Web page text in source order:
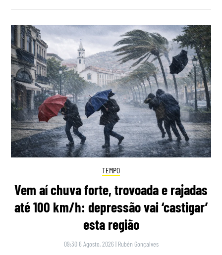
TEMPO
Vem aí chuva forte, trovoada e rajadas
até 100 km/h: depressão vai ‘castigar’
esta região
09:30 6 Agosto, 2026 | Rubén Gonçalves